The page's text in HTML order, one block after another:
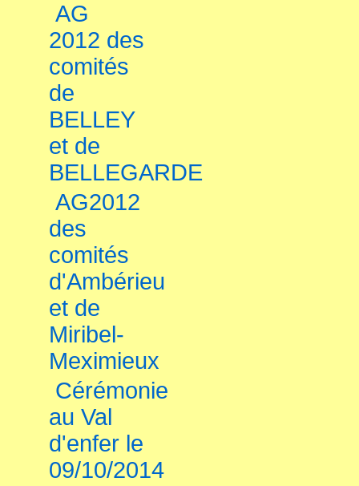
AG
2012 des
comités
de
BELLEY
et de
BELLEGARDE
AG2012
des
comités
d'Ambérieu
et de
Miribel-
Meximieux
Cérémonie
au Val
d'enfer le
09/10/2014